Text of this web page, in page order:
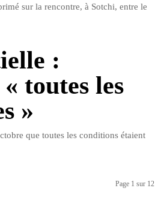
sur la rencontre, à Sotchi, entre le
:
toutes les
»
que toutes les conditions étaient
Page 1 sur 12